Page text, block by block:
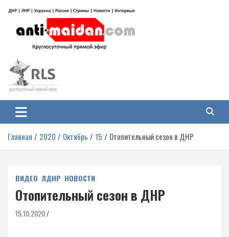
содержимому
Антимайдан: Гражданская война
на Украине
гражданской войне на Украине, включая события в Новороссии, ДНР,
ЛНР и других регионах.
Главная 2020 Октябрь 15 Отопительный сезон в ДНР
ВИДЕО ЛДНР НОВОСТИ
Отопительный сезон в ДНР
15.10.2020